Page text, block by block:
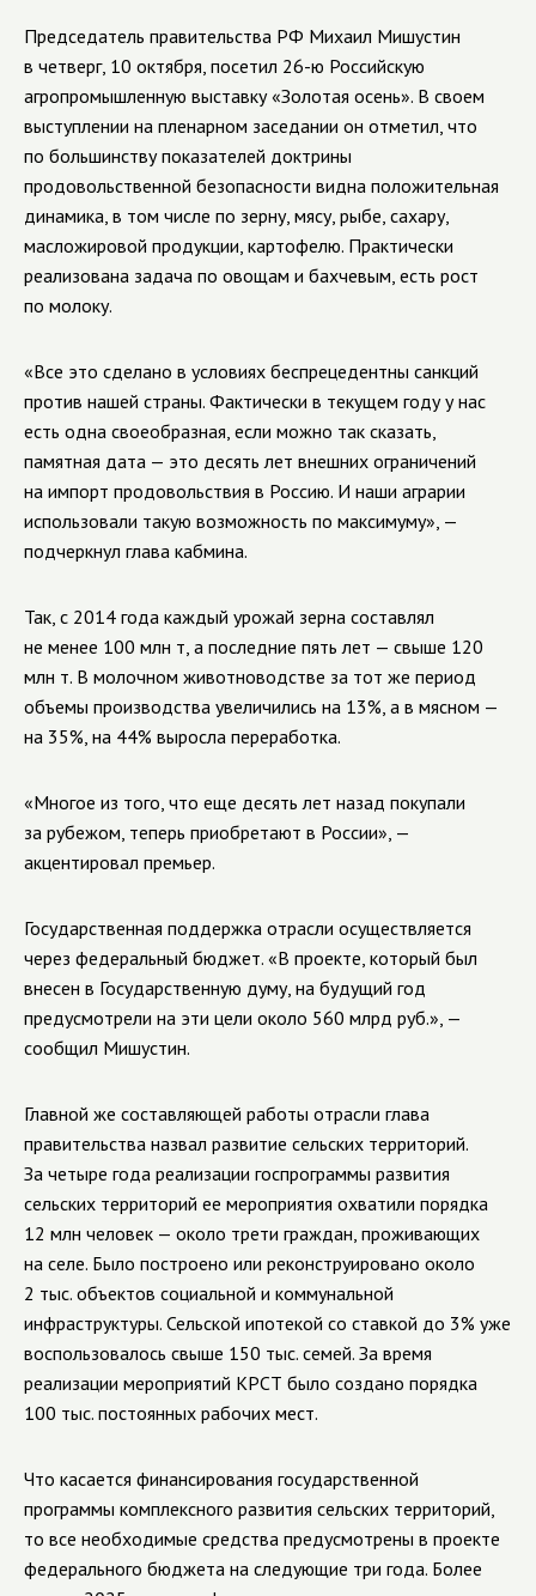
Председатель правительства РФ Михаил Мишустин
в четверг, 10 октября, посетил 26-ю Российскую
агропромышленную выставку «Золотая осень». В своем
выступлении на пленарном заседании он отметил, что
по большинству показателей доктрины
продовольственной безопасности видна положительная
динамика, в том числе по зерну, мясу, рыбе, сахару,
масложировой продукции, картофелю. Практически
реализована задача по овощам и бахчевым, есть рост
по молоку.
«Все это сделано в условиях беспрецедентны санкций
против нашей страны. Фактически в текущем году у нас
есть одна своеобразная, если можно так сказать,
памятная дата — это десять лет внешних ограничений
на импорт продовольствия в Россию. И наши аграрии
использовали такую возможность по максимуму», —
подчеркнул глава кабмина.
Так, с 2014 года каждый урожай зерна составлял
не менее 100 млн т, а последние пять лет — свыше 120
млн т. В молочном животноводстве за тот же период
объемы производства увеличились на 13%, а в мясном —
на 35%, на 44% выросла переработка.
«Многое из того, что еще десять лет назад покупали
за рубежом, теперь приобретают в России», —
акцентировал премьер.
Государственная поддержка отрасли осуществляется
через федеральный бюджет. «В проекте, который был
внесен в Государственную думу, на будущий год
предусмотрели на эти цели около 560 млрд руб.», —
сообщил Мишустин.
Главной же составляющей работы отрасли глава
правительства назвал развитие сельских территорий.
За четыре года реализации госпрограммы развития
сельских территорий ее мероприятия охватили порядка
12 млн человек — около трети граждан, проживающих
на селе. Было построено или реконструировано около
2 тыс. объектов социальной и коммунальной
инфраструктуры. Сельской ипотекой со ставкой до 3% уже
воспользовалось свыше 150 тыс. семей. За время
реализации мероприятий КРСТ было создано порядка
100 тыс. постоянных рабочих мест.
Что касается финансирования государственной
программы комплексного развития сельских территорий,
то все необходимые средства предусмотрены в проекте
федерального бюджета на следующие три года. Более